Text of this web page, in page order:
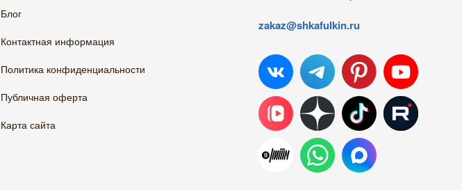
Блог
Контактная информация
Политика конфиденциальности
Публичная оферта
Карта сайта
zakaz@shkafulkin.ru